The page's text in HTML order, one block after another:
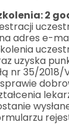
2
adres e-
uzyska
nr 35/2018/